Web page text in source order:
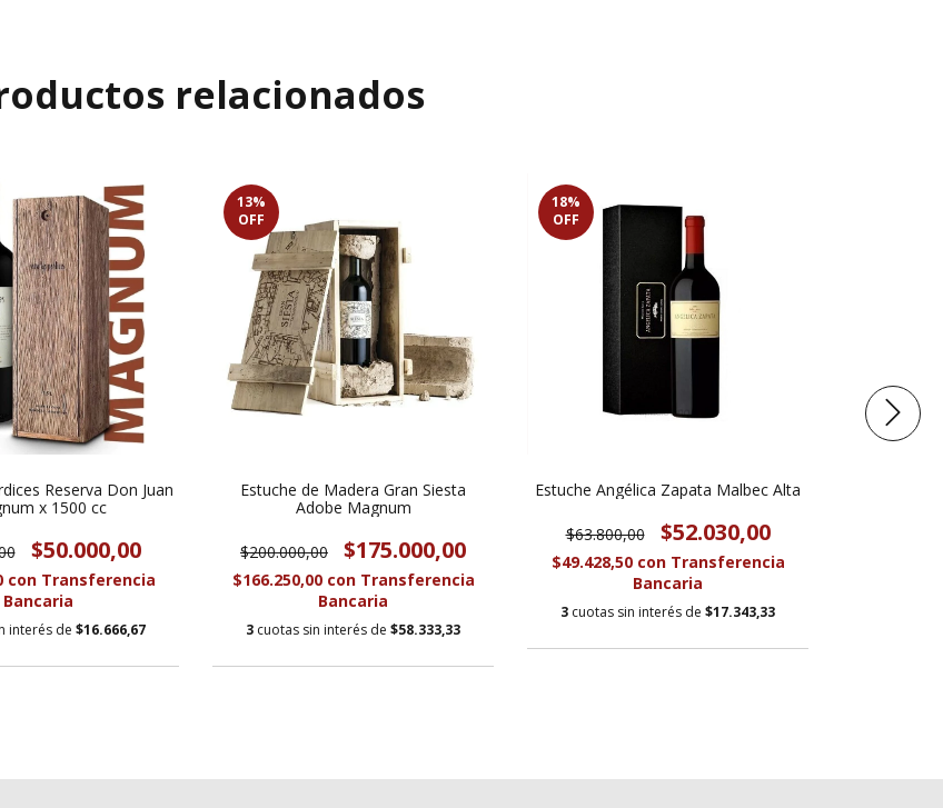
relacionados
Reserva Don Juan
x 1500 cc
$50.000,00
con Transferencia
Bancaria
interés de $16.666,67
13%
OFF
Estuche de Madera Gran Siesta
Adobe Magnum
$200.000,00 $175.000,00
$166.250,00 con Transferencia
Bancaria
3 cuotas sin interés de $58.333,33
18%
OFF
Estuche Angélica Zapata Malbec Alta
$63.800,00 $52.030,00
$49.428,50 con Transferencia
Bancaria
3 cuotas sin interés de $17.343,33